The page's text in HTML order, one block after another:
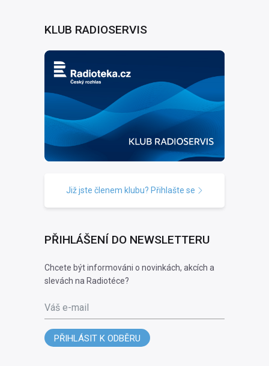
KLUB RADIOSERVIS
Již jste členem klubu? Přihlašte se
PŘIHLÁŠENÍ DO NEWSLETTERU
Chcete být informováni o novinkách, akcích a
slevách na Radiotéce?
Váš e-mail
PŘIHLÁSIT K ODBĚRU